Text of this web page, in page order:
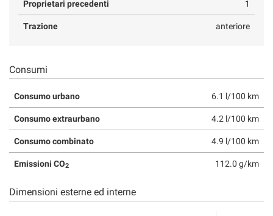
Proprietari precedenti 1
Trazione anteriore
Consumi
Consumo urbano 6.1 l/100 km
Consumo extraurbano 4.2 l/100 km
Consumo combinato 4.9 l/100 km
Emissioni CO2 112.0 g/km
Dimensioni esterne ed interne